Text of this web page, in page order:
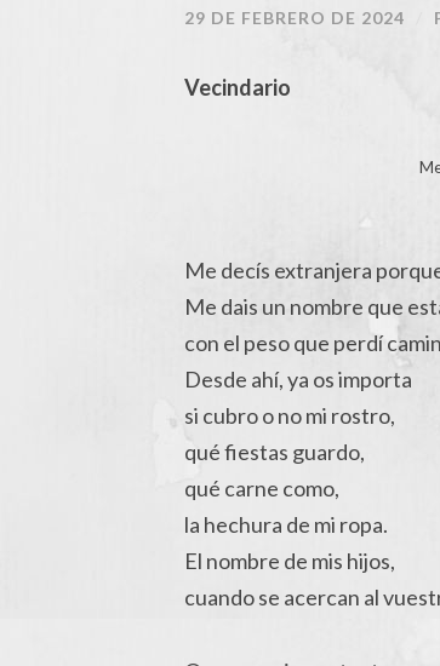
29 DE FEBRERO DE 2024
Vecindario
Me decís extranjera
Me dais un nombre que
con el peso que perdí
Desde ahí, ya os importa
si cubro o no mi rostro,
qué fiestas guardo,
qué carne como,
la hechura de mi ropa.
El nombre de mis hijos,
cuando se acercan al